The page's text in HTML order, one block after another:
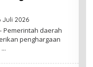
Juli 2026O
L
E
H
Pemerintah daerah
penghargaan